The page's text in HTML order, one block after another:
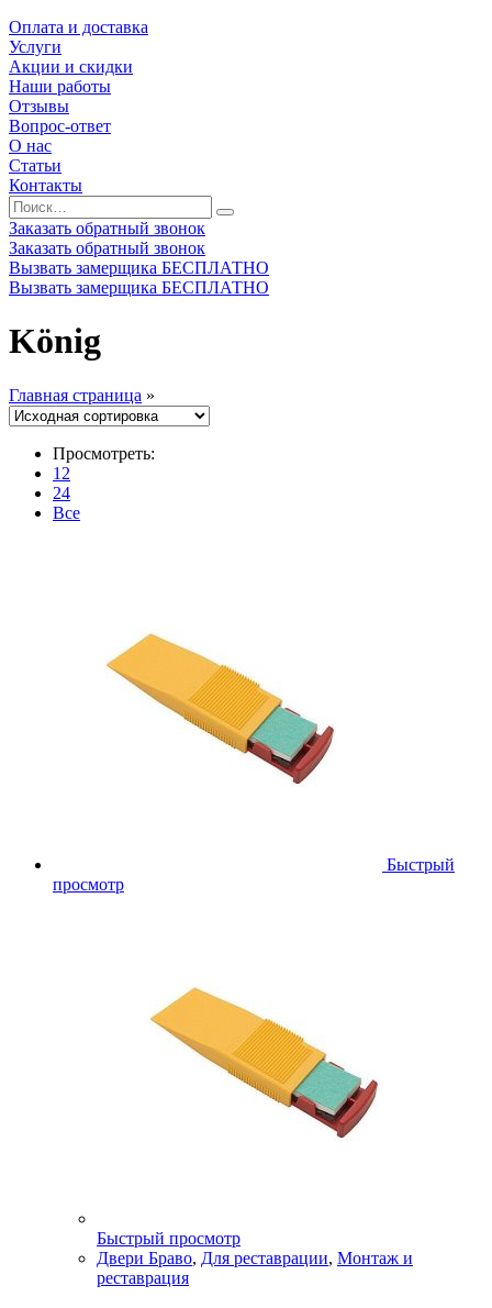
Оплата и доставка
Услуги
Акции и скидки
Наши работы
Отзывы
Вопрос-ответ
О нас
Статьи
Контакты
Заказать обратный звонок
Заказать обратный звонок
Вызвать замерщика БЕСПЛАТНО
Вызвать замерщика БЕСПЛАТНО
König
Главная страница »
Просмотреть:
12
24
Все
Быстрый
просмотр
Быстрый просмотр
Двери Браво, Для реставрации, Монтаж и
реставрация